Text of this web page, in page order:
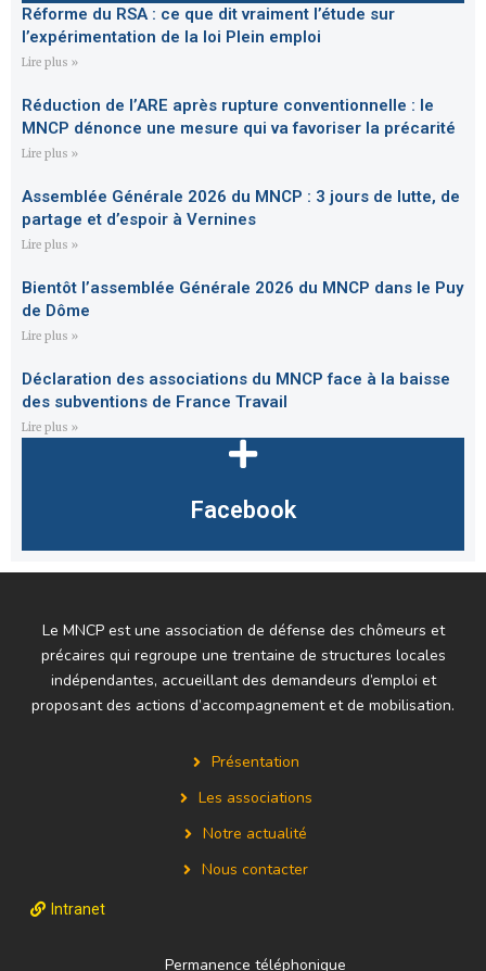
Réforme du RSA : ce que dit vraiment l’étude sur
l’expérimentation de la loi Plein emploi
Lire plus »
Réduction de l’ARE après rupture conventionnelle : le
MNCP dénonce une mesure qui va favoriser la précarité
Lire plus »
Assemblée Générale 2026 du MNCP : 3 jours de lutte, de
partage et d’espoir à Vernines
Lire plus »
Bientôt l’assemblée Générale 2026 du MNCP dans le Puy
de Dôme
Lire plus »
Déclaration des associations du MNCP face à la baisse
des subventions de France Travail
Lire plus »
Facebook
Le MNCP est une association de défense des chômeurs et
précaires qui regroupe une trentaine de structures locales
indépendantes, accueillant des demandeurs d’emploi et
proposant des actions d’accompagnement et de mobilisation.
Présentation
Les associations
Notre actualité
Nous contacter
Intranet
Permanence téléphonique